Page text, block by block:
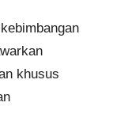
khusus